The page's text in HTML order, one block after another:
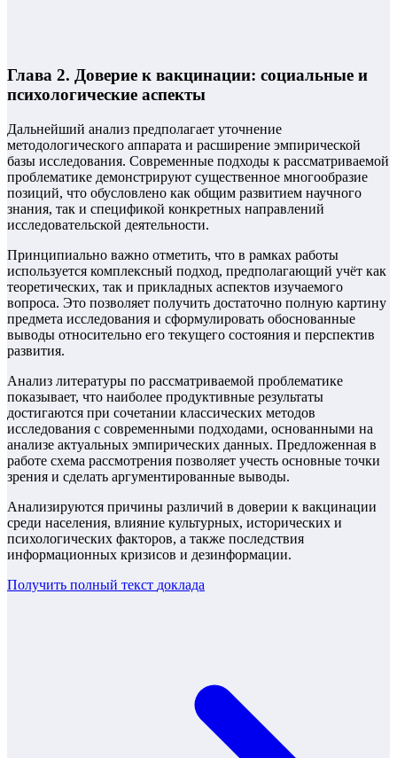
Глава 2. Доверие к вакцинации: социальные и
психологические аспекты
Дальнейший анализ предполагает уточнение
методологического аппарата и расширение эмпирической
базы исследования. Современные подходы к рассматриваемой
проблематике демонстрируют существенное многообразие
позиций, что обусловлено как общим развитием научного
знания, так и спецификой конкретных направлений
исследовательской деятельности.
Принципиально важно отметить, что в рамках работы
используется комплексный подход, предполагающий учёт как
теоретических, так и прикладных аспектов изучаемого
вопроса. Это позволяет получить достаточно полную картину
предмета исследования и сформулировать обоснованные
выводы относительно его текущего состояния и перспектив
развития.
Анализ литературы по рассматриваемой проблематике
показывает, что наиболее продуктивные результаты
достигаются при сочетании классических методов
исследования с современными подходами, основанными на
анализе актуальных эмпирических данных. Предложенная в
работе схема рассмотрения позволяет учесть основные точки
зрения и сделать аргументированные выводы.
Анализируются причины различий в доверии к вакцинации
среди населения, влияние культурных, исторических и
психологических факторов, а также последствия
информационных кризисов и дезинформации.
Получить полный текст доклада